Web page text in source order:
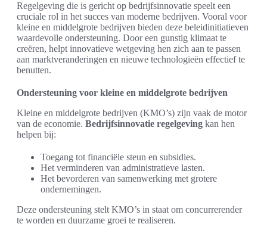
Regelgeving die is gericht op bedrijfsinnovatie speelt een
cruciale rol in het succes van moderne bedrijven. Vooral voor
kleine en middelgrote bedrijven bieden deze beleidinitiatieven
waardevolle ondersteuning. Door een gunstig klimaat te
creëren, helpt innovatieve wetgeving hen zich aan te passen
aan marktveranderingen en nieuwe technologieën effectief te
benutten.
Ondersteuning voor kleine en middelgrote bedrijven
Kleine en middelgrote bedrijven (KMO’s) zijn vaak de motor
van de economie. Bedrijfsinnovatie regelgeving kan hen
helpen bij:
Toegang tot financiële steun en subsidies.
Het verminderen van administratieve lasten.
Het bevorderen van samenwerking met grotere
ondernemingen.
Deze ondersteuning stelt KMO’s in staat om concurrerender
te worden en duurzame groei te realiseren.